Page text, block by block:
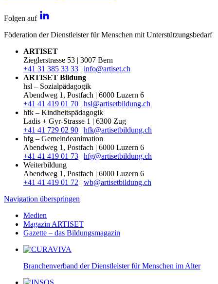
Folgen auf
Föderation der Dienstleister für Menschen mit Unterstützungsbedarf
ARTISET
Zieglerstrasse 53 | 3007 Bern
+41 31 385 33 33 | info@artiset.ch
ARTISET Bildung
hsl – Sozialpädagogik
Abendweg 1, Postfach | 6000 Luzern 6
+41 41 419 01 70 | hsl@artisetbildung.ch
hfk – Kindheitspädagogik
Ladis + Gyr-Strasse 1 | 6300 Zug
+41 41 729 02 90 | hfk@artisetbildung.ch
hfg – Gemeindeanimation
Abendweg 1, Postfach | 6000 Luzern 6
+41 41 419 01 73 | hfg@artisetbildung.ch
Weiterbildung
Abendweg 1, Postfach | 6000 Luzern 6
+41 41 419 01 72 | wb@artisetbildung.ch
Navigation überspringen
Medien
Magazin ARTISET
Gazette – das Bildungsmagazin
Branchenverband der Dienstleister für Menschen im Alter